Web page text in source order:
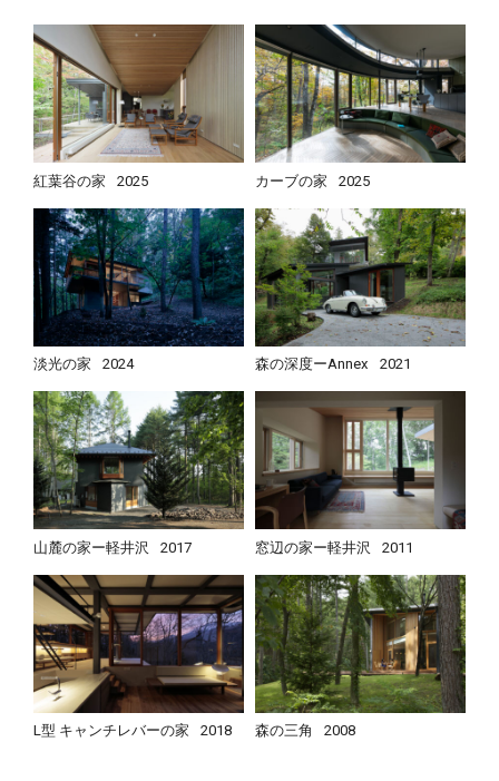
紅葉谷の家 2025 カーブの家 2025
淡光の家 2024 森の深度ーAnnex 2021
山麓の家ー軽井沢 2017 窓辺の家ー軽井沢 2011
L型 キャンチレバーの家 2018 森の三角 2008